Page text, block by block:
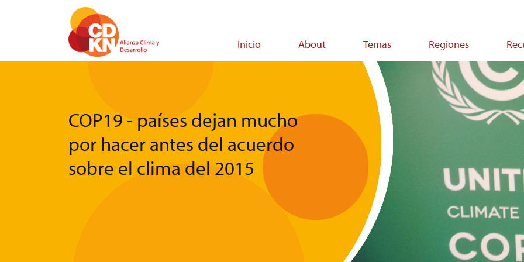
Inicio About Temas Regiones
COP19 - países dejan mucho
por hacer antes del acuerdo
sobre el clima del 2015